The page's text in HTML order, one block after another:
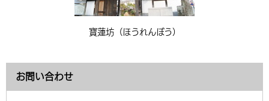
寶蓮坊（ほうれんぼう）
お問い合わせ